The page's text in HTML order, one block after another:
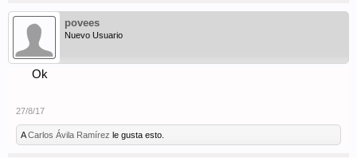
povees
Nuevo Usuario
Ok
27/8/17
ACarlos Ávila Ramírez le gusta esto.